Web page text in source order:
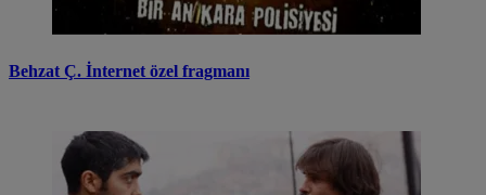
Behzat Ç. İnternet özel fragmanı